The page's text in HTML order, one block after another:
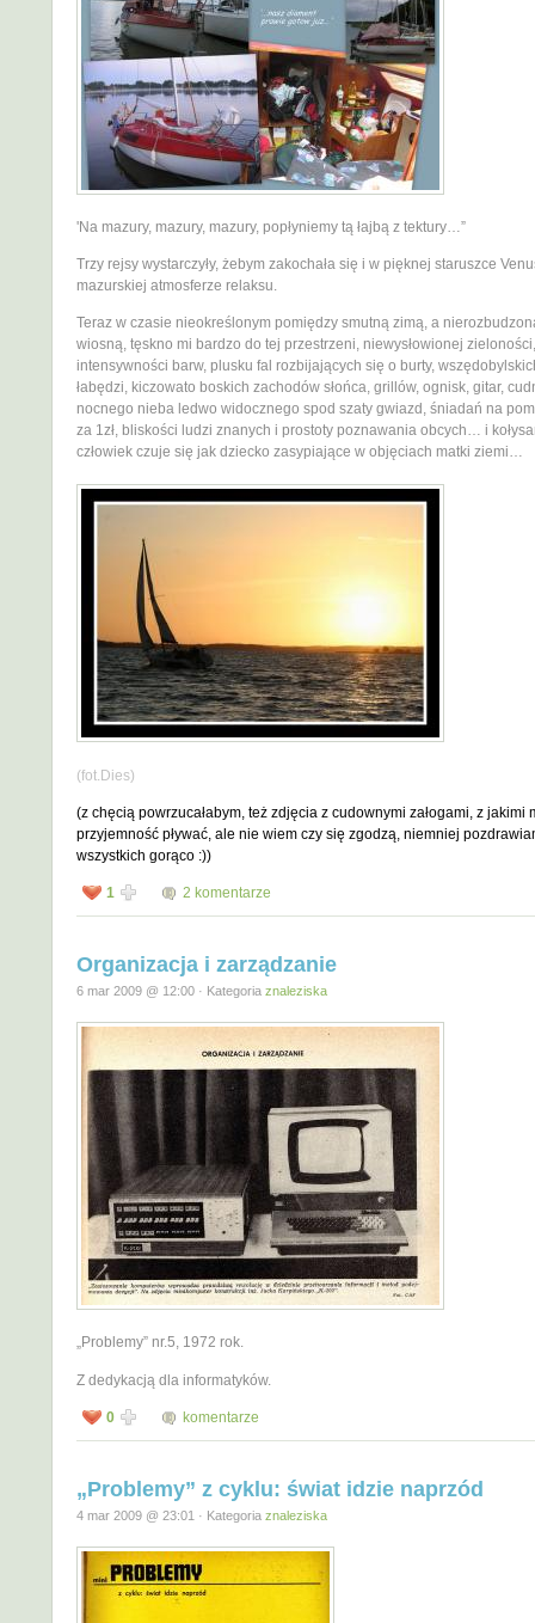
'Na mazury, mazury, mazury, popłyniemy tą łajbą z tektury…”
Trzy rejsy wystarczyły, żebym zakochała się i w pięknej staruszce
mazurskiej atmosferze relaksu.
Teraz w czasie nieokreślonym pomiędzy smutną zimą, a
wiosną, tęskno mi bardzo do tej przestrzeni, niewysłowionej zieloności,
intensywności barw, plusku fal rozbijających się o burty,
łabędzi, kiczowato boskich zachodów słońca, grillów, ognisk, gitar,
nocnego nieba ledwo widocznego spod szaty gwiazd, śniadań na
za 1zł, bliskości ludzi znanych i prostoty poznawania obcych… i
człowiek czuje się jak dziecko zasypiające w objęciach matki ziemi…
(fot.Dies)
(z chęcią powrzucałabym, też zdjęcia z cudownymi załogami, z jakimi
przyjemność pływać, ale nie wiem czy się zgodzą, niemniej
wszystkich gorąco :))
1 2 komentarze
Organizacja i zarządzanie
6 mar 2009 @ 12:00 · Kategoria znaleziska
„Problemy” nr.5, 1972 rok.
Z dedykacją dla informatyków.
0 komentarze
„Problemy” z cyklu: świat idzie naprzód
4 mar 2009 @ 23:01 · Kategoria znaleziska